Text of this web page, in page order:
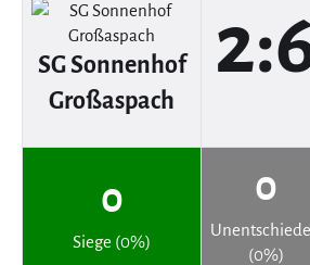
SG Sonnenhof
Großaspach
0
Siege (0%)
0
(0%)